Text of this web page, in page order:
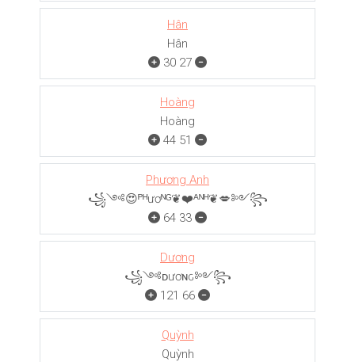
Hân
Hân
30 27
Hoàng
Hoàng
44 51
Phương Anh
꧁༺😍ᴾᴴươᴺᴳ❦❤️ᴬᴺᴴ❦💋༻꧂
64 33
Dương
꧁༺ᴅươɴԍ༻꧂
121 66
Quỳnh
Quỳnh